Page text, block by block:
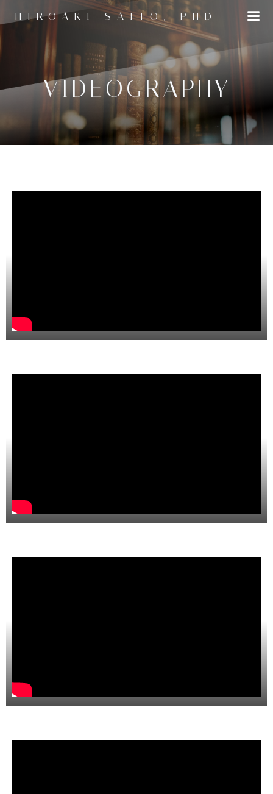
コ
ン
ン
ツ
へ
ス
キ
ッ
プ
HIROAKI SAITO, PHD
VIDEOGRAPHY